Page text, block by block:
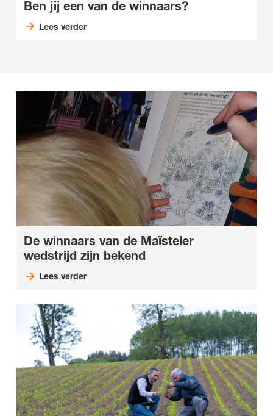
Ben jij een van de winnaars?
Lees verder
De winnaars van de Maïsteler
wedstrijd zijn bekend
Lees verder